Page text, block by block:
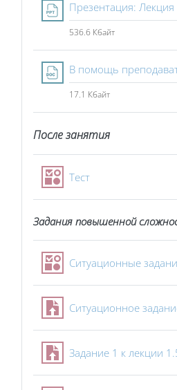
Презентация: Лекция
536.6 Кбайт
В помощь
17.1 Кбайт
После занятия
Тест
Задания повышенной
Ситуационные
Ситуационное
Задание 1 к лекции